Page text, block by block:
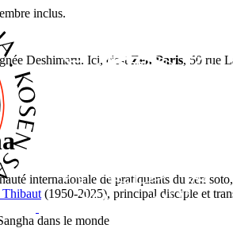
inclus.
Deshimaru. Ici, c'est Zen Paris, 50 rue
internationale de pratiquants du zen
Thibaut (1950-2025), principal disciple et
dans le monde